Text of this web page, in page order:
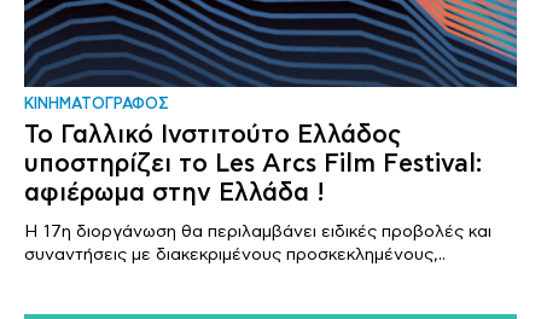
ΚΙΝΗΜΑΤΟΓΡΑΦΟΣ
Το Γαλλικό Ινστιτούτο Ελλάδος
υποστηρίζει το Les Arcs Film Festival:
αφιέρωμα στην Ελλάδα !
Η 17η διοργάνωση θα περιλαμβάνει ειδικές προβολές και
συναντήσεις με διακεκριμένους προσκεκλημένους,..